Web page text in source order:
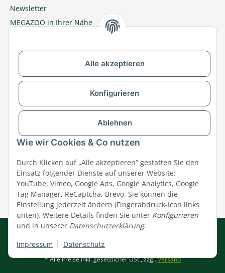
Alle akzeptieren
Konfigurieren
Ablehnen
Wie wir Cookies & Co nutzen
Durch Klicken auf „Alle akzeptieren“ gestatten Sie den
Einsatz folgender Dienste auf unserer Website:
YouTube, Vimeo, Google Ads, Google Analytics, Google
Tag Manager, ReCaptcha, Brevo. Sie können die
Einstellung jederzeit ändern (Fingerabdruck-Icon links
unten). Weitere Details finden Sie unter Konfigurieren
und in unserer Datenschutzerklärung.
Impressum Datenschutz
Newsletter
MEGAZOO in Ihrer Nähe
Zu MEGAZOO-nord.de wechseln
Versandpartner & Zahlungsmöglichkeiten
Impressum|AGB|Datenschutz
© MEGAZOO Alpha GmbH
* Alle Preise inkl. gesetzlicher USt., zzgl.Versand